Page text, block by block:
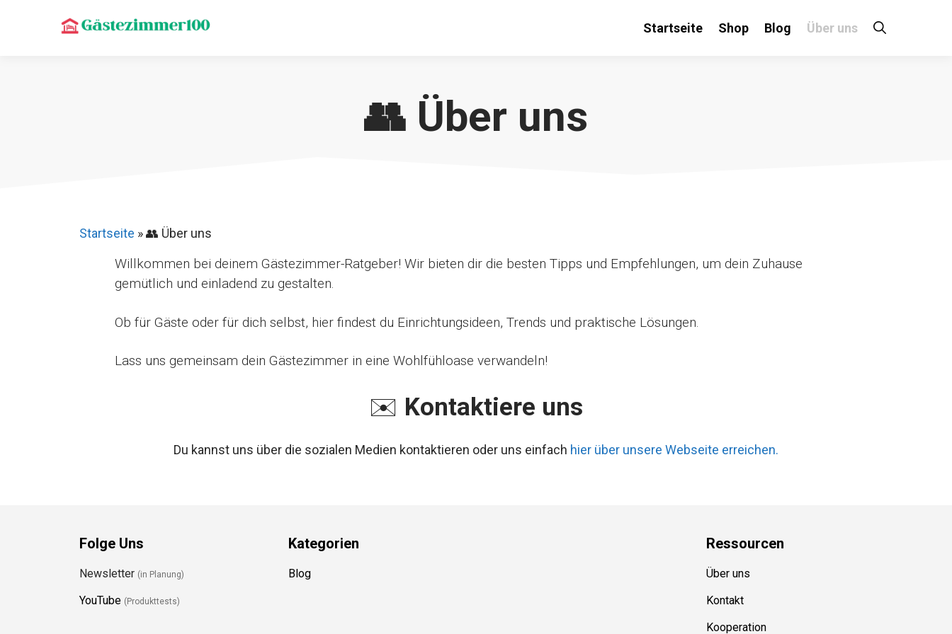
Startseite Shop Blog Über uns
👥 Über uns
Startseite »👥 Über uns
Willkommen bei deinem Gästezimmer-Ratgeber! Wir bieten dir die besten Tipps und Empfehlungen, um dein Zuhause
gemütlich und einladend zu gestalten.
Ob für Gäste oder für dich selbst, hier findest du Einrichtungsideen, Trends und praktische Lösungen.
Lass uns gemeinsam dein Gästezimmer in eine Wohlfühloase verwandeln!
✉️ Kontaktiere uns
Du kannst uns über die sozialen Medien kontaktieren oder uns einfach hier über unsere Webseite erreichen.
Folge Uns
Newsletter (in Planung)
YouTube (Produkttests)
Kategorien
Blog
Ressourcen
Über uns
Kontakt
Kooperation